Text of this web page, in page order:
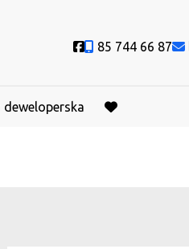
Social link
85 744 66 87
deweloperska
favorite